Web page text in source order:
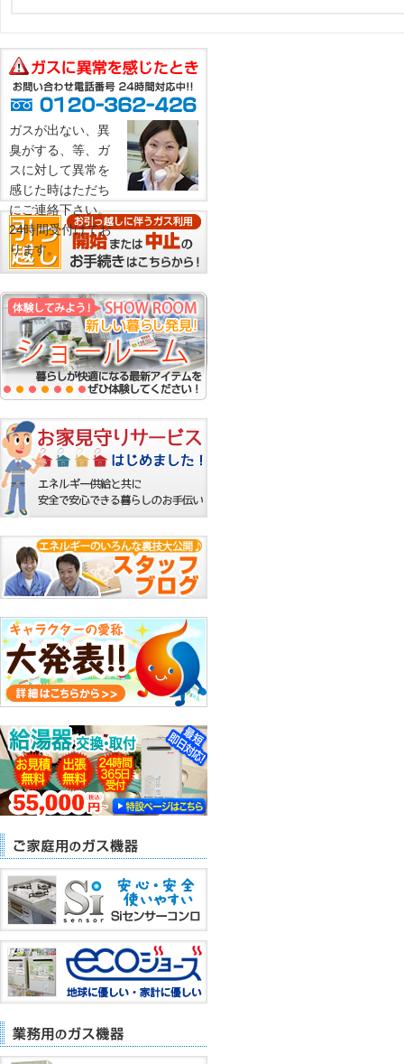
ガスが出ない、異
臭がする、等、ガ
スに対して異常を
感じた時はただち
にご連絡下さい。
24時間受付けてお
ります。